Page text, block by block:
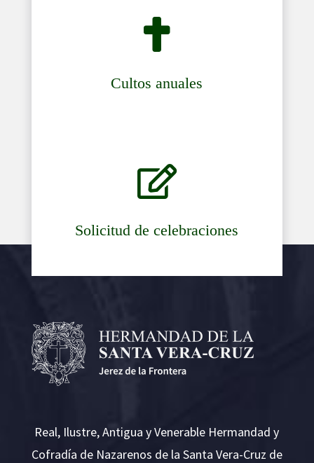

Cultos anuales

Solicitud de celebraciones
Real, Ilustre, Antigua y Venerable Hermandad y
Cofradía de Nazarenos de la Santa Vera-Cruz de